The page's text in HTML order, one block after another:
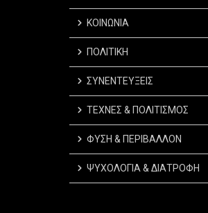
ΚΟΙΝΩΝΙΑ
ΠΟΛΙΤΙΚΗ
ΣΥΝΕΝΤΕΥΞΕΙΣ
ΤΕΧΝΕΣ & ΠΟΛΙΤΙΣΜΟΣ
ΦΥΣΗ & ΠΕΡΙΒΑΛΛΟΝ
ΨΥΧΟΛΟΓΙΑ & ΔΙΑΤΡΟΦΗ